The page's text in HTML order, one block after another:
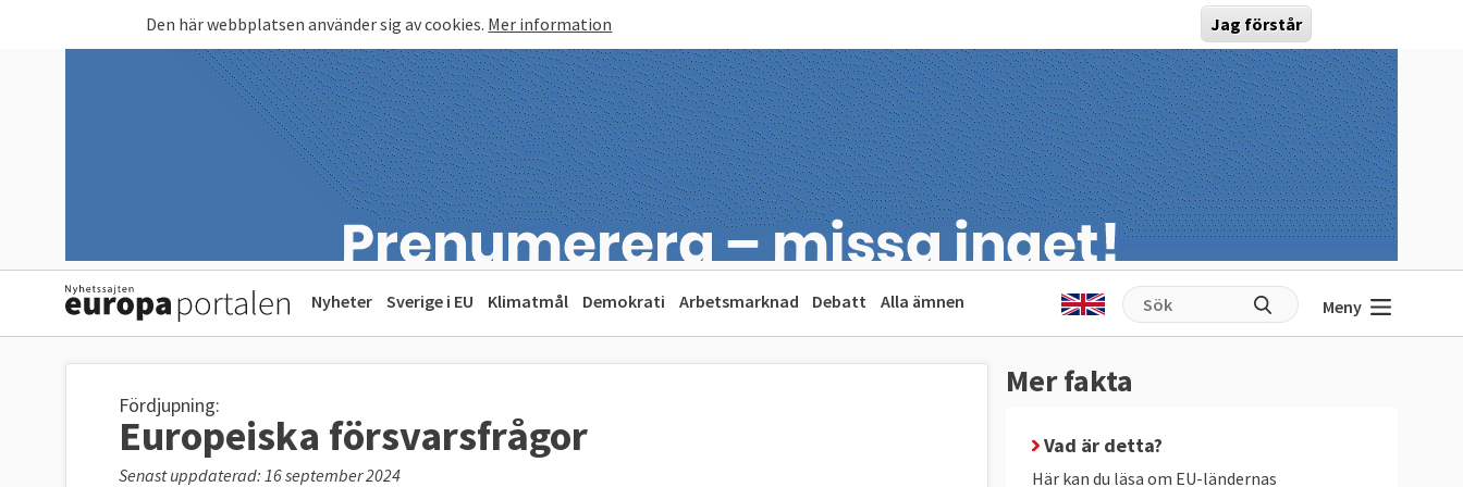
Den här webbplatsen använder sig av cookies. Mer information Jag förstår
Nyheter Sverige i EU Klimatmål Demokrati Arbetsmarknad Debatt Alla ämnen Meny
Fördjupning:
Europeiska försvarsfrågor
Senast uppdaterad: 16 september 2024
Mer fakta
Vad är detta?
Här kan du läsa om EU-ländernas